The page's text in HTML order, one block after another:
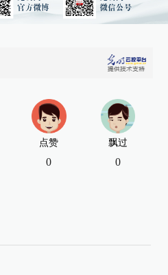
点赞
0
飘过
0